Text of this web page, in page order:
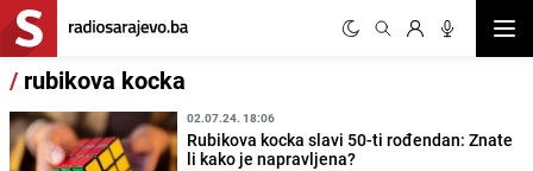
/ rubikova kocka
02.07.24. 18:06
Rubikova kocka slavi 50-ti rođendan: Znate
li kako je napravljena?